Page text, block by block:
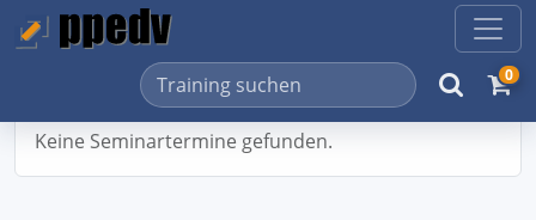
0
Keine Seminartermine gefunden.